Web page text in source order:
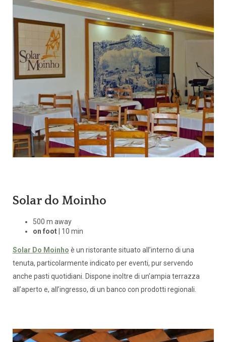
Solar do Moinho
500 m away
on foot| 10 min
Solar Do Moinho è un ristorante situato all’interno di una
tenuta, particolarmente indicato per eventi, pur servendo
anche pasti quotidiani. Dispone inoltre di un’ampia terrazza
all’aperto e, all’ingresso, di un banco con prodotti regionali.